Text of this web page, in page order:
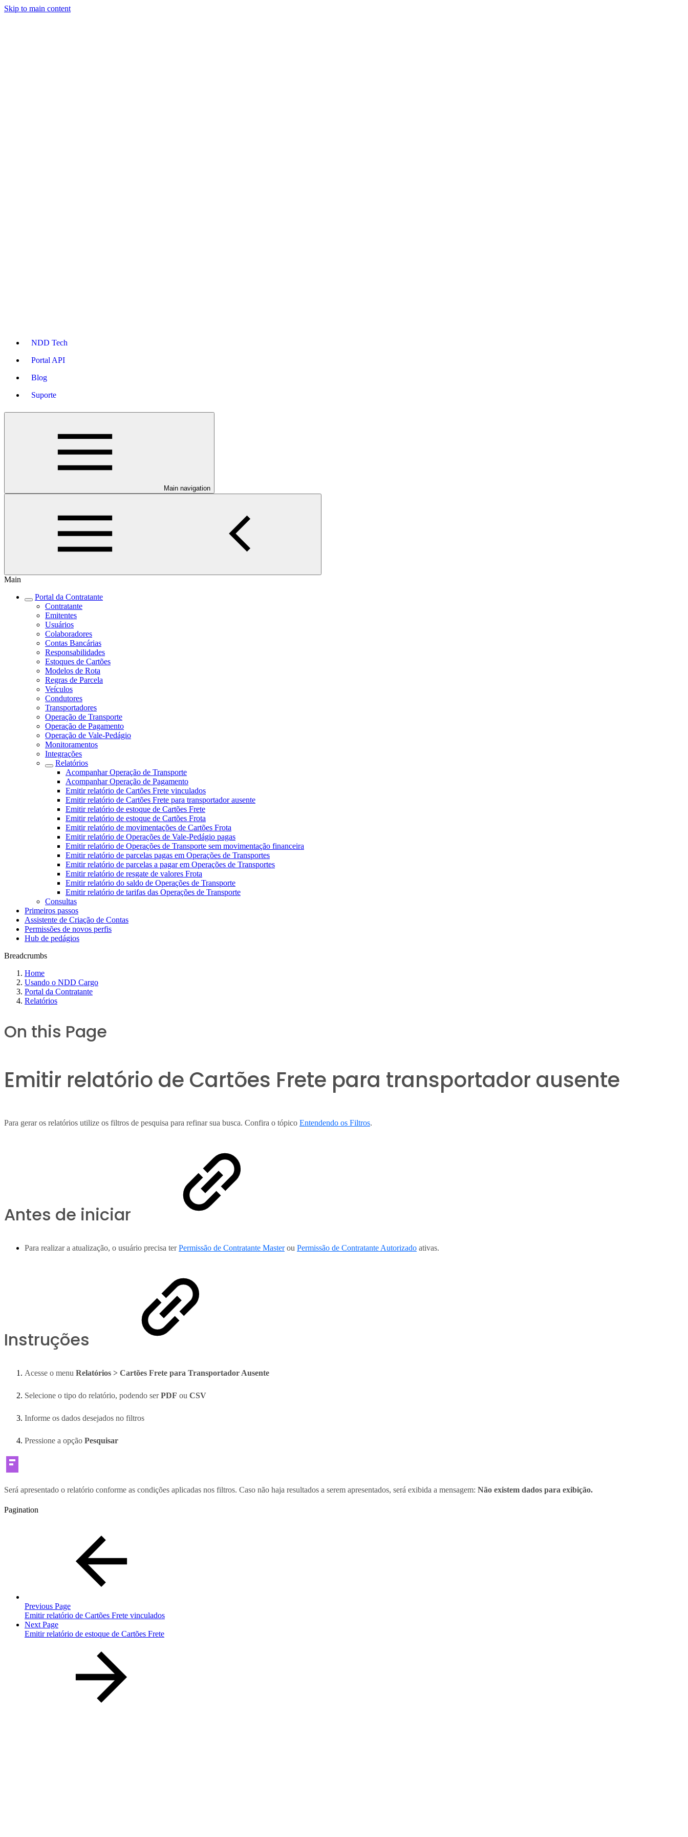
Skip to main content
NDD Tech
Portal API
Blog
Suporte
Main navigation
Main
Portal da Contratante
Contratante
Emitentes
Usuários
Colaboradores
Contas Bancárias
Responsabilidades
Estoques de Cartões
Modelos de Rota
Regras de Parcela
Veículos
Condutores
Transportadores
Operação de Transporte
Operação de Pagamento
Operação de Vale-Pedágio
Monitoramentos
Integrações
Relatórios
Acompanhar Operação de Transporte
Acompanhar Operação de Pagamento
Emitir relatório de Cartões Frete vinculados
Emitir relatório de Cartões Frete para transportador ausente
Emitir relatório de estoque de Cartões Frete
Emitir relatório de estoque de Cartões Frota
Emitir relatório de movimentações de Cartões Frota
Emitir relatório de Operações de Vale-Pedágio pagas
Emitir relatório de Operações de Transporte sem movimentação financeira
Emitir relatório de parcelas pagas em Operações de Transportes
Emitir relatório de parcelas a pagar em Operações de Transportes
Emitir relatório de resgate de valores Frota
Emitir relatório do saldo de Operações de Transporte
Emitir relatório de tarifas das Operações de Transporte
Consultas
Primeiros passos
Assistente de Criação de Contas
Permissões de novos perfis
Hub de pedágios
Breadcrumbs
Home
Usando o NDD Cargo
Portal da Contratante
Relatórios
On this Page
Emitir relatório de Cartões Frete para transportador ausente
Para gerar os relatórios utilize os filtros de pesquisa para refinar sua busca. Confira o tópico Entendendo os Filtros.
Antes de iniciar
Para realizar a atualização, o usuário precisa terPermissão de Contratante Masterou Permissão de Contratante Autorizado ativas.
Instruções
Acesse o menu Relatórios > Cartões Frete para Transportador Ausente
Selecione o tipo do relatório, podendo serPDF ou CSV
Informe os dados desejados no filtros
Pressione a opção Pesquisar
Será apresentado o relatório conforme as condições aplicadas nos filtros. Caso não haja resultados a serem apresentados, será exibida a mensagem: Não existem dados para exibição.
Pagination
Previous Page
Emitir relatório de Cartões Frete vinculados
Next Page
Emitir relatório de estoque de Cartões Frete